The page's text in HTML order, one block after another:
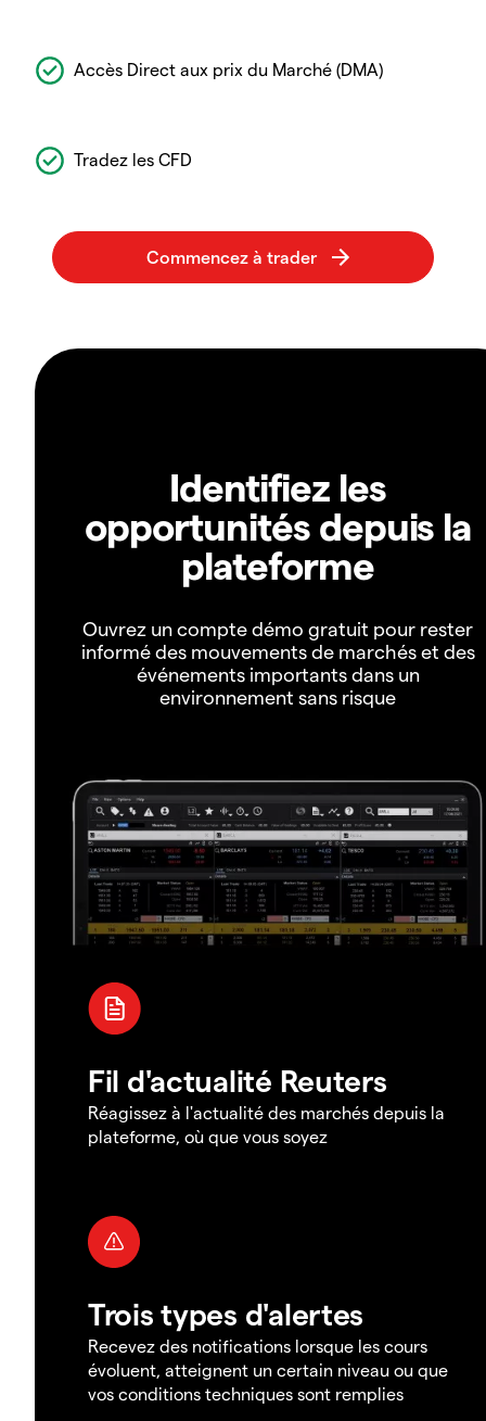
Accès Direct aux prix du Marché (DMA)
Tradez les CFD
Identifiez les
opportunités depuis la
plateforme
Ouvrez un compte démo gratuit pour rester
informé des mouvements de marchés et des
événements importants dans un
environnement sans risque
Fil d'actualité Reuters
Réagissez à l'actualité des marchés depuis la
plateforme, où que vous soyez
Trois types d'alertes
Recevez des notifications lorsque les cours
évoluent, atteignent un certain niveau ou que
vos conditions techniques sont remplies